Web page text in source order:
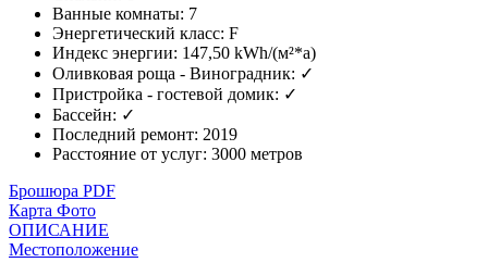
Ванные комнаты: 7
Энергетический класс: F
Индекс энергии: 147,50 kWh/(м²*a)
Оливковая роща - Виноградник: ✓
Пристройка - гостевой домик: ✓
Бассейн: ✓
Последний ремонт: 2019
Расстояние от услуг: 3000 метров
Брошюра PDF
Карта Фото
ОПИСАНИЕ
Местоположение